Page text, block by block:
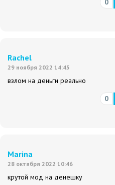
0
Rachel
29 ноября 2022 14:45
взлом на деньги реально
0
Marina
28 октября 2022 10:46
крутой мод на денешку